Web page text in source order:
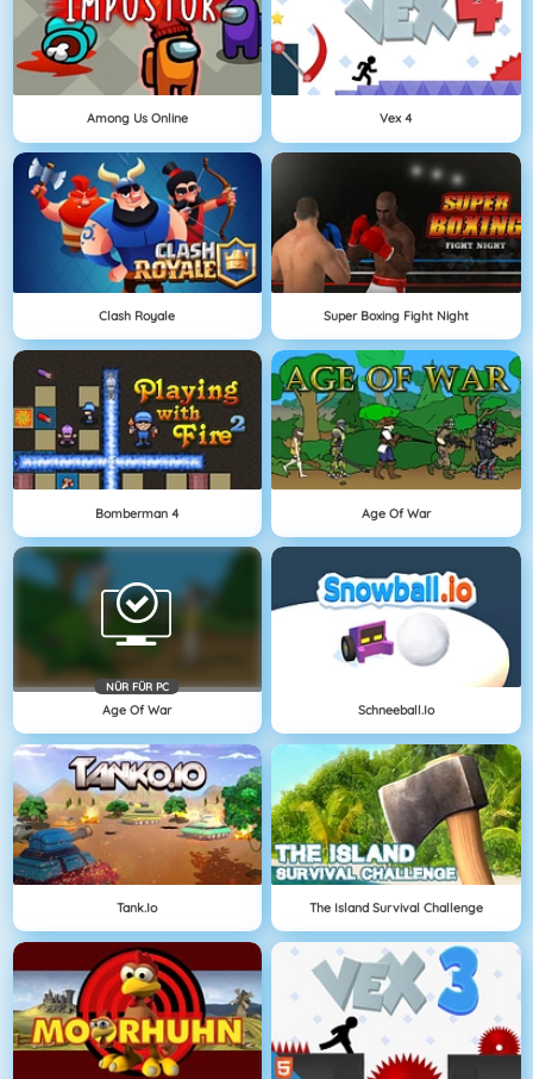
Among Us Online Vex 4
Clash Royale Super Boxing Fight Night
Bomberman 4 Age Of War
NÜR FÜR PC
Age Of War Schneeball.io
Tank.io The Island Survival Challenge